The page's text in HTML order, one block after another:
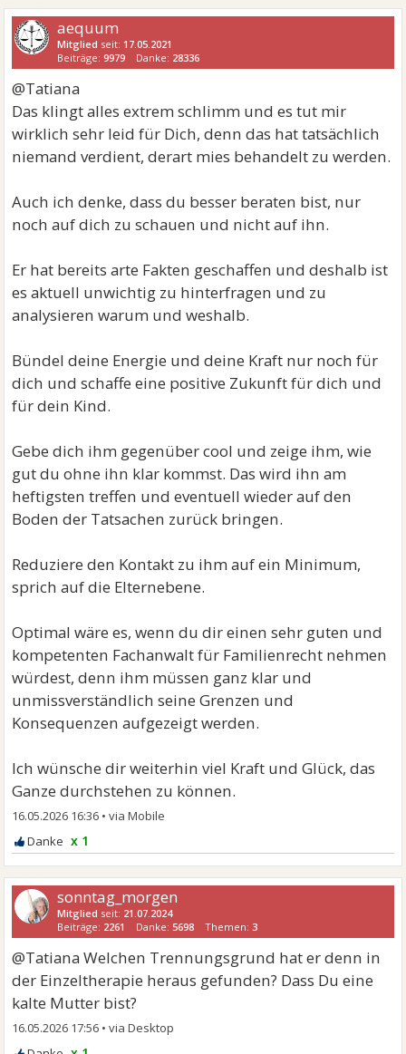
aequum
Mitglied seit: 17.05.2021
Beiträge:9979 Danke: 28336
@Tatiana
Das klingt alles extrem schlimm und es tut mir
wirklich sehr leid für Dich, denn das hat tatsächlich
niemand verdient, derart mies behandelt zu werden.
Auch ich denke, dass du besser beraten bist, nur
noch auf dich zu schauen und nicht auf ihn.
Er hat bereits arte Fakten geschaffen und deshalb ist
es aktuell unwichtig zu hinterfragen und zu
analysieren warum und weshalb.
Bündel deine Energie und deine Kraft nur noch für
dich und schaffe eine positive Zukunft für dich und
für dein Kind.
Gebe dich ihm gegenüber cool und zeige ihm, wie
gut du ohne ihn klar kommst. Das wird ihn am
heftigsten treffen und eventuell wieder auf den
Boden der Tatsachen zurück bringen.
Reduziere den Kontakt zu ihm auf ein Minimum,
sprich auf die Elternebene.
Optimal wäre es, wenn du dir einen sehr guten und
kompetenten Fachanwalt für Familienrecht nehmen
würdest, denn ihm müssen ganz klar und
unmissverständlich seine Grenzen und
Konsequenzen aufgezeigt werden.
Ich wünsche dir weiterhin viel Kraft und Glück, das
Ganze durchstehen zu können.
16.05.2026 16:36 •
x 1
sonntag_morgen
Mitglied seit: 21.07.2024
Beiträge: 2261 Danke:5698 Themen:3
@Tatiana Welchen Trennungsgrund hat er denn in
der Einzeltherapie heraus gefunden? Dass Du eine
kalte Mutter bist?
16.05.2026 17:56 •